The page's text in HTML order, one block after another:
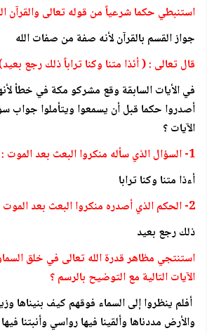
استنبطي حكما شرعياً من قوله تعالى والقرآن
جواز القسم بالقرآن لأنه صفة من صفات الله
قال تعالى : ( أئذا متنا وكنا تراباً ذلك رجع
في الأيات السابقة وقع مشركو مكة في خطأ
أصدروا حكما قبل أن يسمعوا ويتأملوا جواب
الآيات ؟
1- السؤال الذي سأله منكروا البعث بعد الموت :
أءذا متنا وكنا ترابا
2- الحكم الذي أصدره منكروا البعث بعد الموت
ذلك رجع بعيد
استنتجي مظاهر قدرة الله تعالى في خلق
الآيات التالية مع التوضيح بالرسم ؟
أفلم ينظروا إلى السماء فوقهم كيف بنيناها
والأرض مددناها وألقينا فيها رواسي وأنبتنا